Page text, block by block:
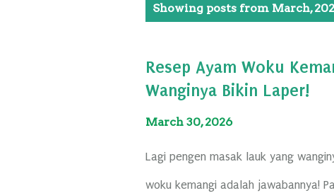
Showing posts from March,
Resep Ayam Woku
Wanginya Bikin Laper!
March 30, 2026
Lagi pengen masak lauk yang
woku kemangi adalah jawabannya!